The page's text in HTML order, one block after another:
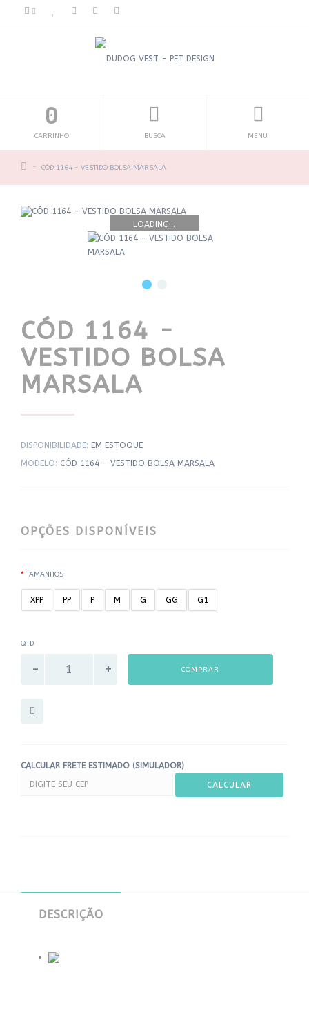
MENU
BUSCA
0
CARRINHO
CÓD 1164 - VESTIDO BOLSA MARSALA
LOADING...
CÓD 1164 -
VESTIDO BOLSA
MARSALA
DISPONIBILIDADE: EM ESTOQUE
MODELO: CÓD 1164 - VESTIDO BOLSA MARSALA
OPÇÕES DISPONÍVEIS
TAMANHOS
XPP PP P M G GG G1
QTD
COMPRAR
CALCULAR FRETE ESTIMADO (SIMULADOR)
DESCRIÇÃO